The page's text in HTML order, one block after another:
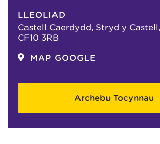
LLEOLIAD
Castell Caerdydd, Stryd y
CF10 3RB
MAP GOOGLE
Archebu Tocynnau